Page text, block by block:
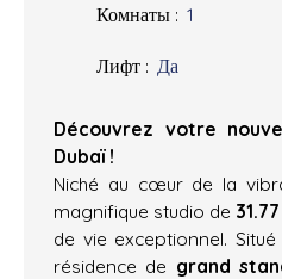
Комнаты : 1
Лифт : Да
Découvrez votre
Dubaï !
Niché au cœur de la
magnifique studio de
de vie exceptionnel. Situé
résidence de grand